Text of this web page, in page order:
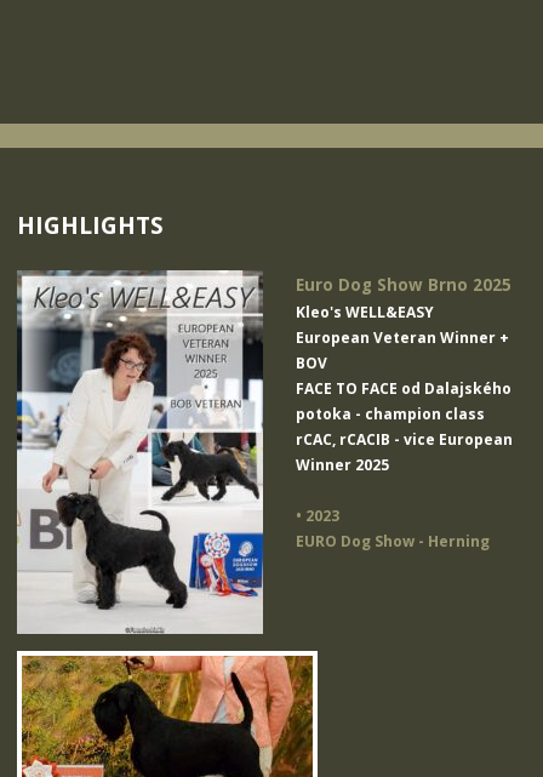
HIGHLIGHTS
Euro Dog Show Brno 2025
Kleo's WELL&EASY
European Veteran Winner +
BOV
FACE TO FACE od Dalajského
potoka - champion class
rCAC, rCACIB - vice European
Winner 2025
• 2023
EURO Dog Show - Herning